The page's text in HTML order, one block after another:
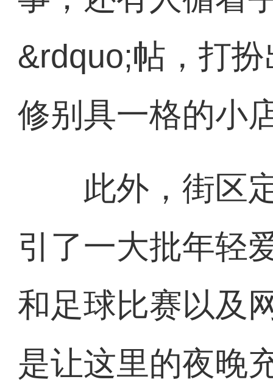
&rdquo;帖，打
修别具一格的小
此外，街区定
引了一大批年轻
和足球比赛以及
是让这里的夜晚